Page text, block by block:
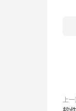
上一